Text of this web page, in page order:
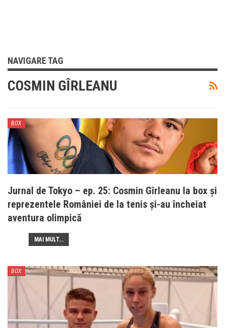
NAVIGARE TAG
COSMIN GÎRLEANU
BOX
Jurnal de Tokyo – ep. 25: Cosmin Gîrleanu la box și
reprezentele României de la tenis și-au încheiat
aventura olimpică
MAI MULT...
BOX